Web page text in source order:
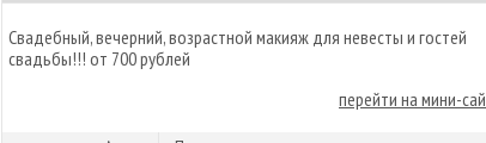
Свадебный, вечерний, возрастной макияж для невесты и гостей
свадьбы!!! от 700 рублей
перейти на мини-